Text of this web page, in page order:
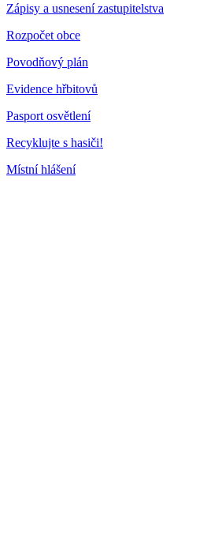
Zápisy a usnesení zastupitelstva
Rozpočet obce
Povodňový plán
Evidence hřbitovů
Pasport osvětlení
Recyklujte s hasiči!
Místní hlášení